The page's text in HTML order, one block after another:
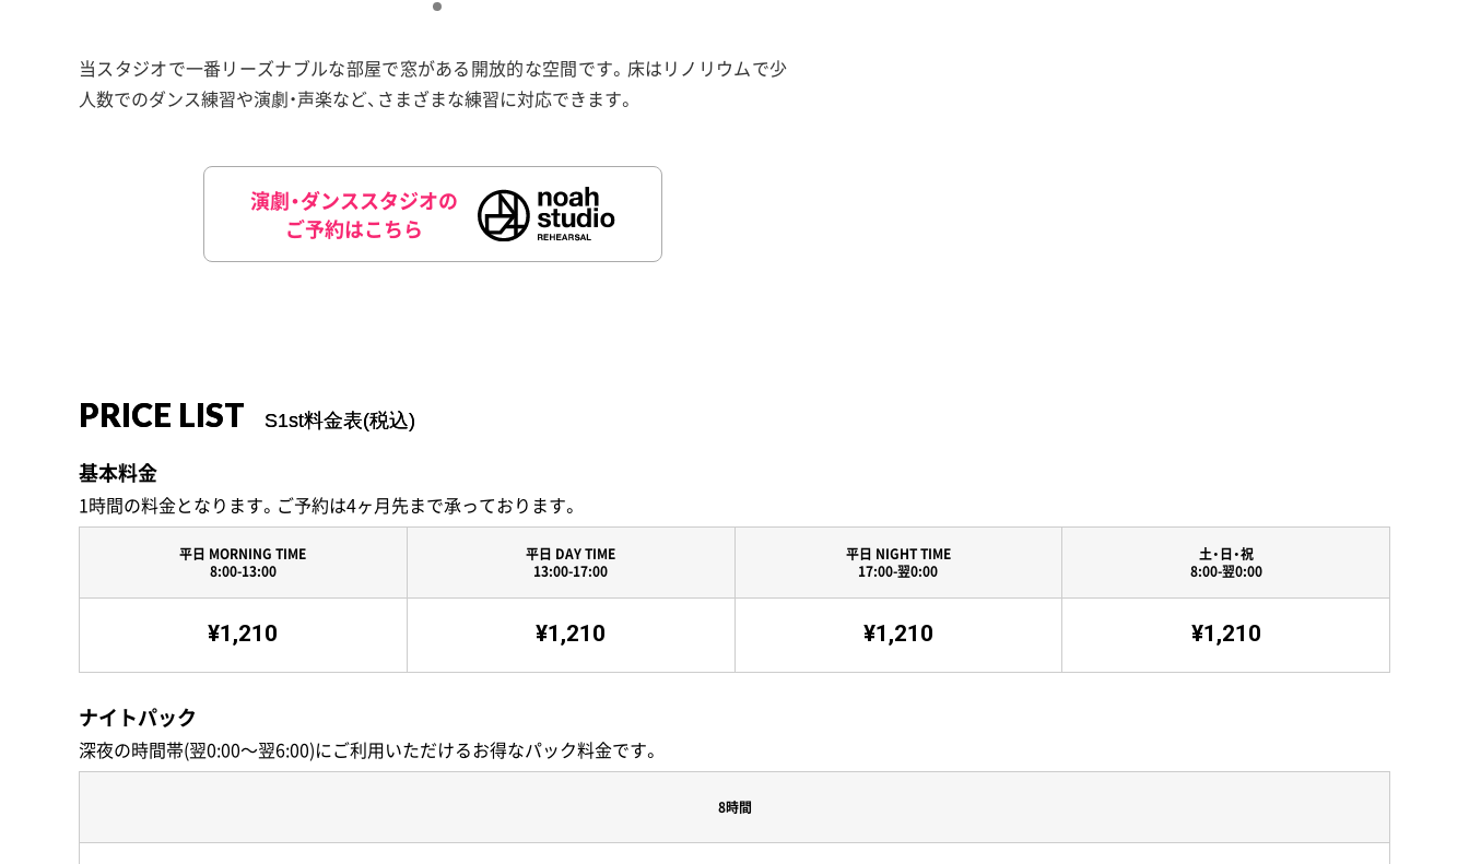
当スタジオで一番リーズナブルな部屋で窓がある開放的な空間です。床はリノリウムで少
人数でのダンス練習や演劇・声楽など、さまざまな練習に対応できます。
演劇・ダンススタジオの
ご予約はこちら
PRICE LIST S1st料金表(税込)
基本料金
1時間の料金となります。ご予約は4ヶ月先まで承っております。
平日 MORNING TIME
8:00-13:00
¥1,210
平日 DAY TIME
13:00-17:00
¥1,210
平日 NIGHT TIME
17:00-翌0:00
¥1,210
土・日・祝
8:00-翌0:00
¥1,210
ナイトパック
深夜の時間帯(翌0:00〜翌6:00)にご利用いただけるお得なパック料金です。
8時間